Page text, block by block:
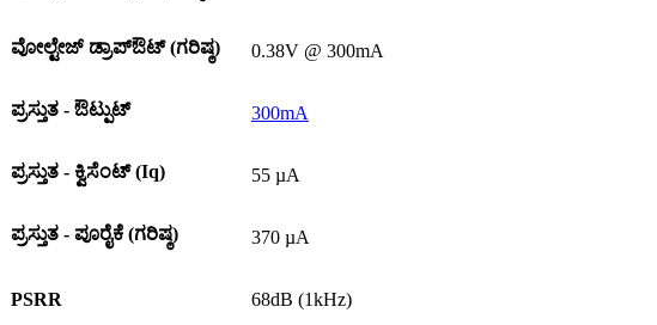
ವೋಲ್ಟೇಜ್ ಡ್ರಾಪ್ಔಟ್ (ಗರಿಷ್ಠ) 0.38V @ 300mA
ಪ್ರಸ್ತುತ - ಔಟ್ಪುಟ್ 300mA
ಪ್ರಸ್ತುತ - ಕ್ವಿಸೆಂಟ್ (Iq) 55 µA
ಪ್ರಸ್ತುತ - ಪೂರೈಕೆ (ಗರಿಷ್ಠ) 370 µA
PSRR 68dB (1kHz)